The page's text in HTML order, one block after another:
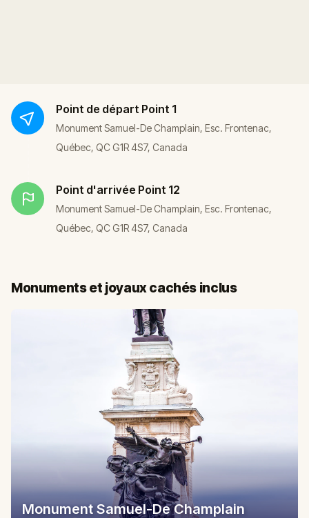
Point de départ Point 1
Monument Samuel-De Champlain, Esc. Frontenac,
Québec, QC G1R 4S7, Canada
Point d'arrivée Point 12
Monument Samuel-De Champlain, Esc. Frontenac,
Québec, QC G1R 4S7, Canada
Monuments et joyaux cachés inclus
Monument Samuel-De Champlain